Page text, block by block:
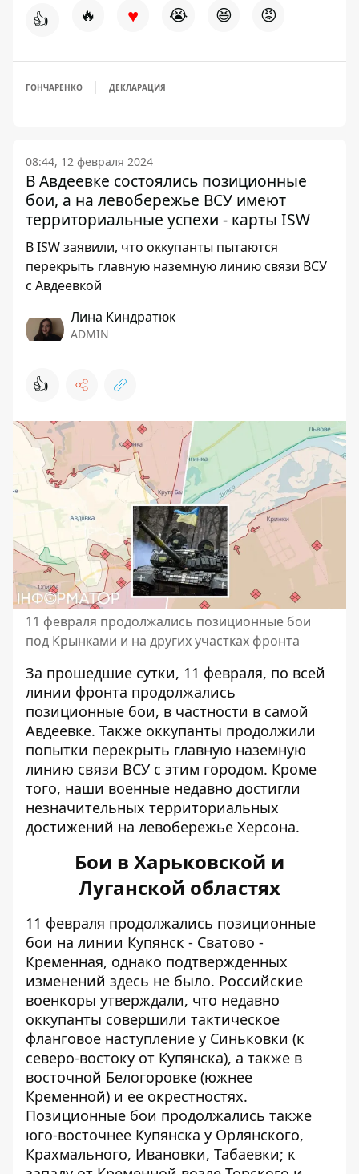
👍 🔥 ♥ 😭 😆 😡
ГОНЧАРЕНКО ДЕКЛАРАЦИЯ
08:44, 12 февраля 2024
В Авдеевке состоялись позиционные
бои, а на левобережье ВСУ имеют
территориальные успехи - карты ISW
В ISW заявили, что оккупанты пытаются
перекрыть главную наземную линию связи ВСУ
с Авдеевкой
Лина Киндратюк
ADMIN
👍
11 февраля продолжались позиционные бои
под Крынками и на других участках фронта
За прошедшие сутки, 11 февраля, по всей
линии фронта продолжались
позиционные бои, в частности в самой
Авдеевке. Также оккупанты продолжили
попытки перекрыть главную наземную
линию связи ВСУ с этим городом. Кроме
того, наши военные недавно достигли
незначительных территориальных
достижений на левобережье Херсона.
Бои в Харьковской и
Луганской областях
11 февраля продолжались позиционные
бои на линии Купянск - Сватово -
Кременная, однако подтвержденных
изменений здесь не было. Российские
военкоры утверждали, что недавно
оккупанты совершили тактическое
фланговое наступление у Синьковки (к
северо-востоку от Купянска), а также в
восточной Белогоровке (южнее
Кременной) и ее окрестностях.
Позиционные бои продолжались также
юго-восточнее Купянска у Орлянского,
Крахмального, Ивановки, Табаевки; к